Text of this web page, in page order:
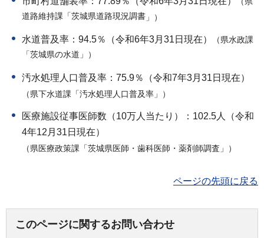
道路維持課「茨城県道路現況調書 」）
水道普及率：94.5％（令和6年3月31日現在） （県水政課
「茨城県の水道」）
汚水処理人口普及率：75.9％（令和7年3月31日現在）
（県下水道課「汚水処理人口普及率」）
医療施設従事医師数（10万人当たり）：102.5人（令和
4年12月31日現在）
（県医療政策課「茨城県医師・歯科医師・薬剤師調査」）
ページの先頭に戻る
このページに関するお問い合わせ